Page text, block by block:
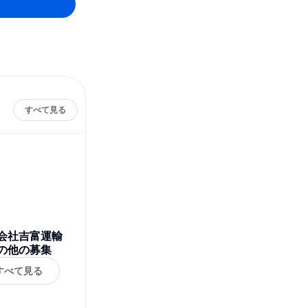
すべて見る
社吉富運輸
他の募集
べて見る